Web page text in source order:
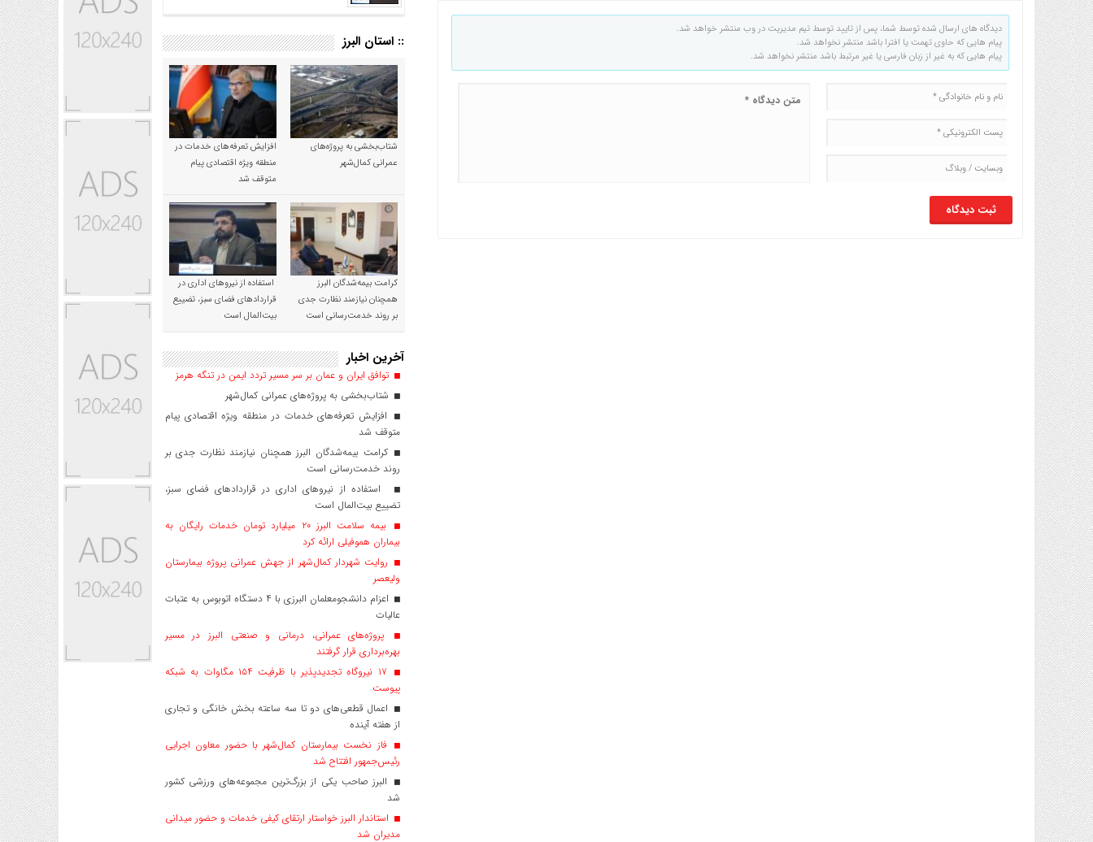
دیدگاه های ارسال شده توسط شما، پس از تایید توسط تیم مدیریت در وب منتشر خواهد شد.
پیام هایی که حاوی تهمت یا افترا باشد منتشر نخواهد شد.
پیام هایی که به غیر از زبان فارسی یا غیر مرتبط باشد منتشر نخواهد شد.
:: استان البرز
شتاب‌بخشی به پروژه‌های
عمرانی کمال‌شهر
افزایش تعرفه‌های خدمات در
منطقه ویژه اقتصادی پیام
متوقف شد
کرامت بیمه‌شدگان البرز
همچنان نیازمند نظارت جدی
بر روند خدمت‌رسانی است
استفاده از نیروهای اداری در
قراردادهای فضای سبز، تضییع
بیت‌المال است
آخرین اخبار
توافق ایران و عمان بر سر مسیر تردد ایمن در تنگه هرمز
شتاب‌بخشی به پروژه‌های عمرانی کمال‌شهر
افزایش تعرفه‌های خدمات در منطقه ویژه اقتصادی پیام
متوقف شد
کرامت بیمه‌شدگان البرز همچنان نیازمند نظارت جدی بر
روند خدمت‌رسانی است
استفاده از نیروهای اداری در قراردادهای فضای سبز،
تضییع بیت‌المال است
بیمه سلامت البرز ۲۰ میلیارد تومان خدمات رایگان به
بیماران هموفیلی ارائه کرد
روایت شهردار کمال‌شهر از جهش عمرانی پروژه بیمارستان
ولیعصر
اعزام دانشجو‌معلمان البرزی با ۴ دستگاه اتوبوس به عتبات
عالیات
پروژه‌های عمرانی، درمانی و صنعتی البرز در مسیر
بهره‌برداری قرار گرفتند
۱۷ نیروگاه تجدیدپذیر با ظرفیت ۱۵۴ مگاوات به شبکه
پیوست
اعمال قطعی‌های دو تا سه ساعته بخش خانگی و تجاری
از هفته آینده
فاز نخست بیمارستان کمال‌شهر با حضور معاون اجرایی
رئیس‌جمهور افتتاح شد
البرز صاحب یکی از بزرگ‌ترین مجموعه‌های ورزشی کشور
شد
استاندار البرز خواستار ارتقای کیفی خدمات و حضور میدانی
مدیران شد